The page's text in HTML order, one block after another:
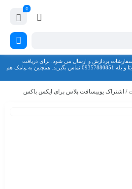
0
پردازش و ارسال می شود. برای دریافت
پشتیبانی یا پرسشهای قبل از خرید در ایتا و بله 09357880851 تماس بگیرید. همچنین به پیامک هم
/ اشتراک یوبیسافت پلاس برای ایکس باکس